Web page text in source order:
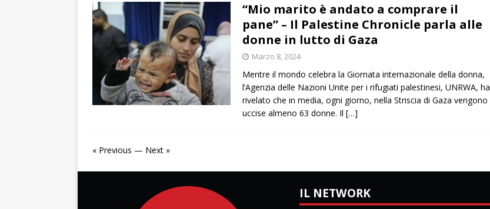
“Mio marito è andato a comprare il
pane” – Il Palestine Chronicle parla alle
donne in lutto di Gaza
Marzo 8, 2024
Mentre il mondo celebra la Giornata internazionale della donna,
l’Agenzia delle Nazioni Unite per i rifugiati palestinesi, UNRWA, ha
rivelato che in media, ogni giorno, nella Striscia di Gaza vengono
uccise almeno 63 donne. Il […]
« Previous — Next »
IL NETWORK